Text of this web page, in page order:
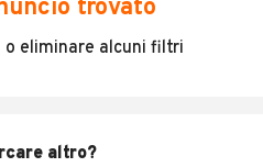
il veicolo
effettuate
trovato
o eliminare alcuni filtri
altro?